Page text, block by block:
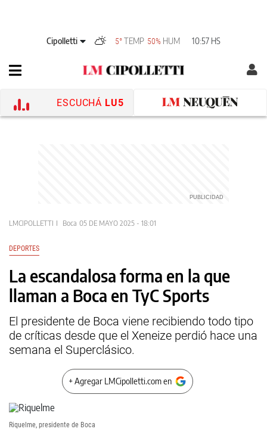
Cipolletti 5° TEMP 50% HUM 10:57 HS
ESCUCHÁ LU5
LMCIPOLLETTI Boca 05 DE MAYO 2025 - 18:01
DEPORTES
La escandalosa forma en la que
llaman a Boca en TyC Sports
El presidente de Boca viene recibiendo todo tipo
de críticas desde que el Xeneize perdió hace una
semana el Superclásico.
+ Agregar LMCipolletti.com en
Riquelme, presidente de Boca